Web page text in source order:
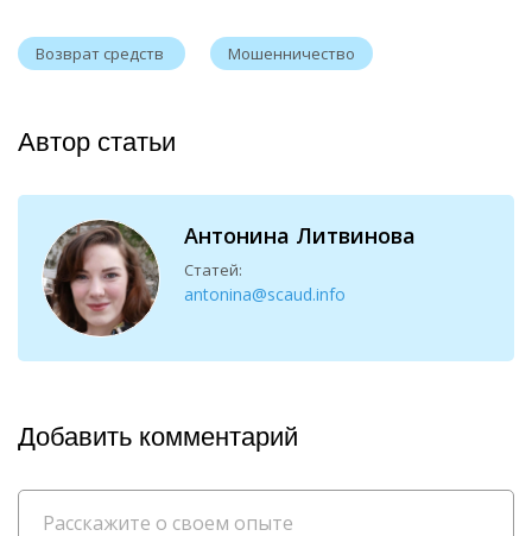
Возврат средств Мошенничество
Автор статьи
Антонина Литвинова
Статей:
antonina@scaud.info
Добавить комментарий